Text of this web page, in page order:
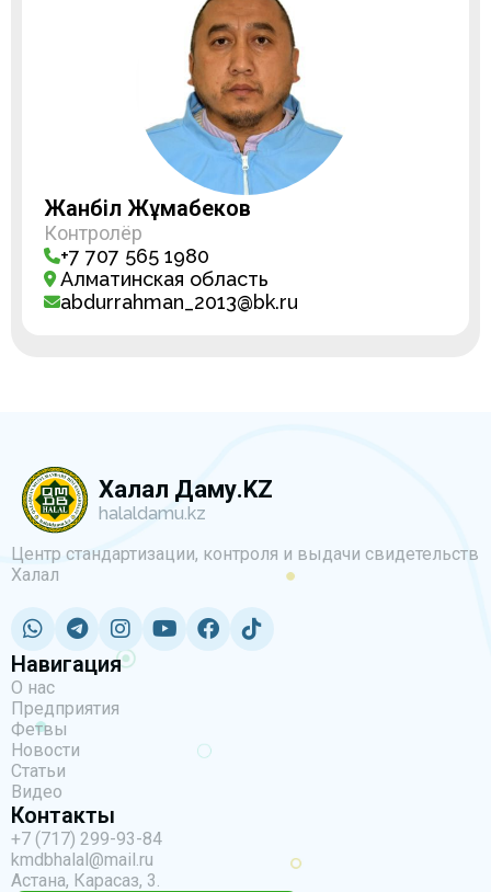
Жанәбіл Жұмабеков
Контролёр
+7 707 565 1980
Алматинская область
abdurrahman_2013@bk.ru
Халал Даму.KZ
halaldamu.kz
Центр стандартизации, контроля и выдачи свидетельств
Халал
Навигация
О нас
Предприятия
Фетвы
Новости
Статьи
Видео
Контакты
+7 (717) 299-93-84
kmdbhalal@mail.ru
Астана, Карасаз, 3.